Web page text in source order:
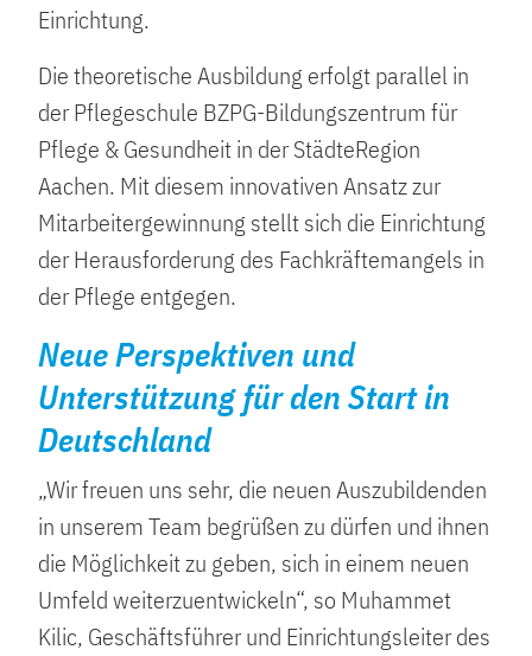
Einrichtung.
Die theoretische Ausbildung erfolgt parallel in
der Pflegeschule BZPG-Bildungszentrum für
Pflege & Gesundheit in der StädteRegion
Aachen. Mit diesem innovativen Ansatz zur
Mitarbeitergewinnung stellt sich die Einrichtung
der Herausforderung des Fachkräftemangels in
der Pflege entgegen.
Neue Perspektiven und
Unterstützung für den Start in
Deutschland
„Wir freuen uns sehr, die neuen Auszubildenden
in unserem Team begrüßen zu dürfen und ihnen
die Möglichkeit zu geben, sich in einem neuen
Umfeld weiterzuentwickeln“, so Muhammet
Kilic, Geschäftsführer und Einrichtungsleiter des